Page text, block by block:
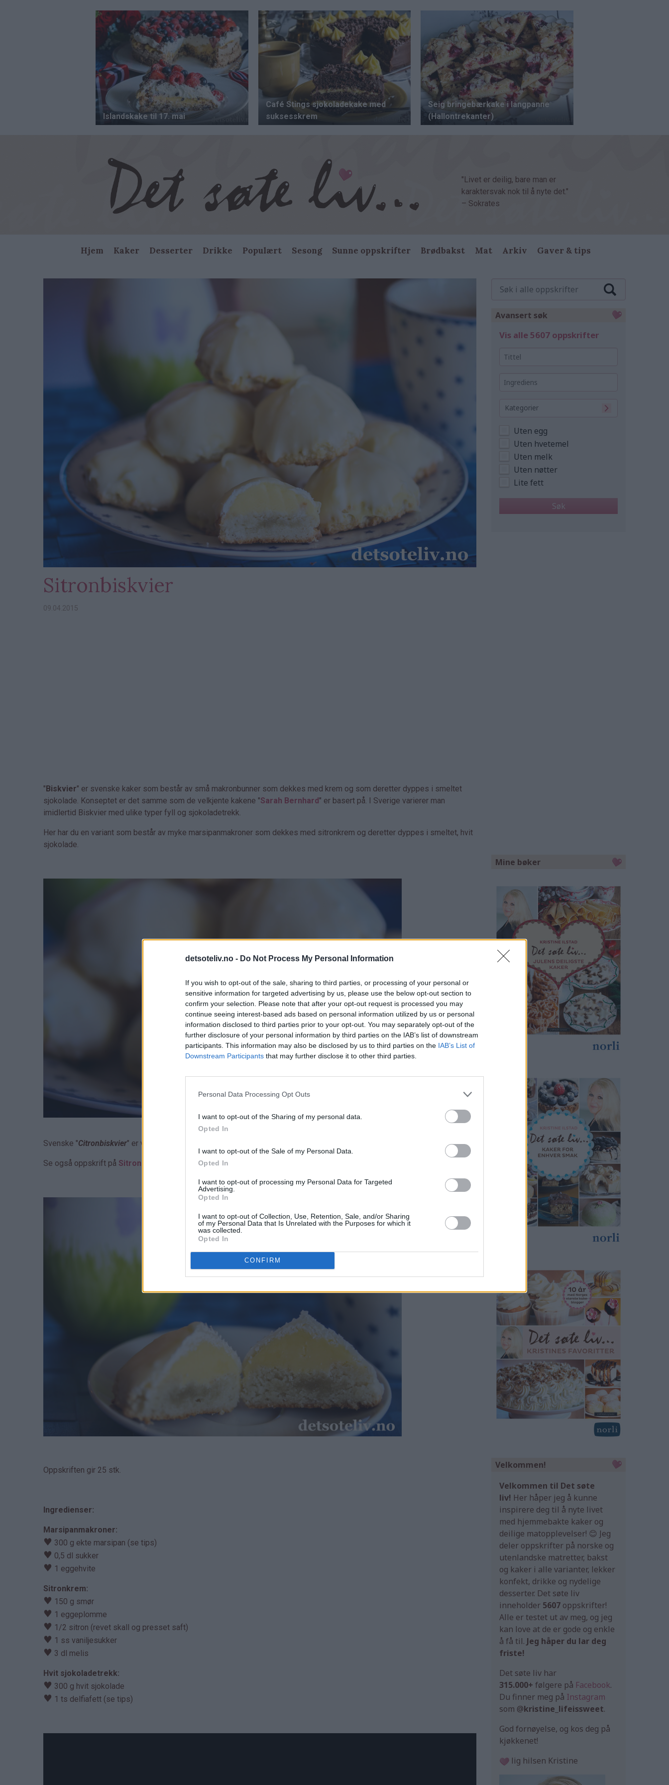
detsoteliv.no - Do Not Process My Personal Information
If you wish to opt-out of the sale, sharing to third parties, or processing of your personal or
sensitive information for targeted advertising by us, please use the below opt-out section to
confirm your selection. Please note that after your opt-out request is processed you may
continue seeing interest-based ads based on personal information utilized by us or personal
information disclosed to third parties prior to your opt-out. You may separately opt-out of the
further disclosure of your personal information by third parties on the IAB’s list of downstream
participants. This information may also be disclosed by us to third parties on the IAB’s List of
Downstream Participants that may further disclose it to other third parties.
Personal Data Processing Opt Outs
I want to opt-out of the Sharing of my personal data.
Opted In
I want to opt-out of the Sale of my Personal Data.
Opted In
I want to opt-out of processing my Personal Data for Targeted
Advertising.
Opted In
I want to opt-out of Collection, Use, Retention, Sale, and/or Sharing
of my Personal Data that Is Unrelated with the Purposes for which it
was collected.
Opted In
CONFIRM
"Livet er deilig, bare man er
karaktersvak nok til å nyte det."
– Sokrates
Main
navigation
Hjem Kaker Desserter Drikke Populært Sesong Sunne oppskrifter Brødbakst Mat Arkiv Gaver & tips
Sitronbiskvier
09.04.2015
"Biskvier" er svenske kaker som består av små makronbunner som dekkes med krem og som deretter dyppes i smeltet
sjokolade. Konseptet er det samme som de velkjente kakene "Sarah Bernhard" er basert på. I Sverige varierer man
imidlertid Biskvier med ulike typer fyll og sjokoladetrekk.
Her har du en variant som består av myke marsipanmakroner som dekkes med sitronkrem og deretter dyppes i smeltet, hvit
sjokolade.
Svenske "Citronbiskvier" er virkelig nydelige konfektkaker!
Se også oppskrift på Sitronbiskvier i langpanne("Citronbiskvier i långpanna
Oppskriften gir 25 stk.
Ingredienser:
Marsipanmakroner:
♥ 300 g ekte marsipan (se tips)
♥ 0,5 dl sukker
♥ 1 eggehvite
Sitronkrem:
♥ 150 g smør
♥ 1 eggeplomme
♥ 1/2 sitron (revet skall og presset saft)
♥ 1 ss vaniljesukker
♥ 3 dl melis
Hvit sjokoladetrekk:
♥ 300 g hvit sjokolade
♥ 1 ts delfiafett (se tips)
Avansert søk
Vis alle 5607 oppskrifter
Kategorier
Uten egg
Uten hvetemel
Uten melk
Uten nøtter
Lite fett
Mine bøker
Velkommen!
Velkommen til Det søte
liv! Her håper jeg å kunne
inspirere deg til å nyte livet
med hjemmebakte kaker og
deilige matopplevelser! 😊 Jeg
deler oppskrifter på norske og
utenlandske matretter, bakst
og kaker i alle varianter, lekker
konfekt, drikke og nydelige
desserter. Det søte liv
inneholder 5607 oppskrifter!
Alle er testet ut av meg, og jeg
kan love at de er gode og enkle
å få til. Jeg håper du lar deg
friste!
Det søte liv har
315.000+ følgere på Facebook.
Du finner meg på Instagram
som @kristine_lifeissweet.
God fornøyelse, og kos deg på
kjøkkenet!
lig hilsen Kristine